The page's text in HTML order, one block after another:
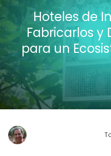
Hoteles de
Fabricarlos y
para un